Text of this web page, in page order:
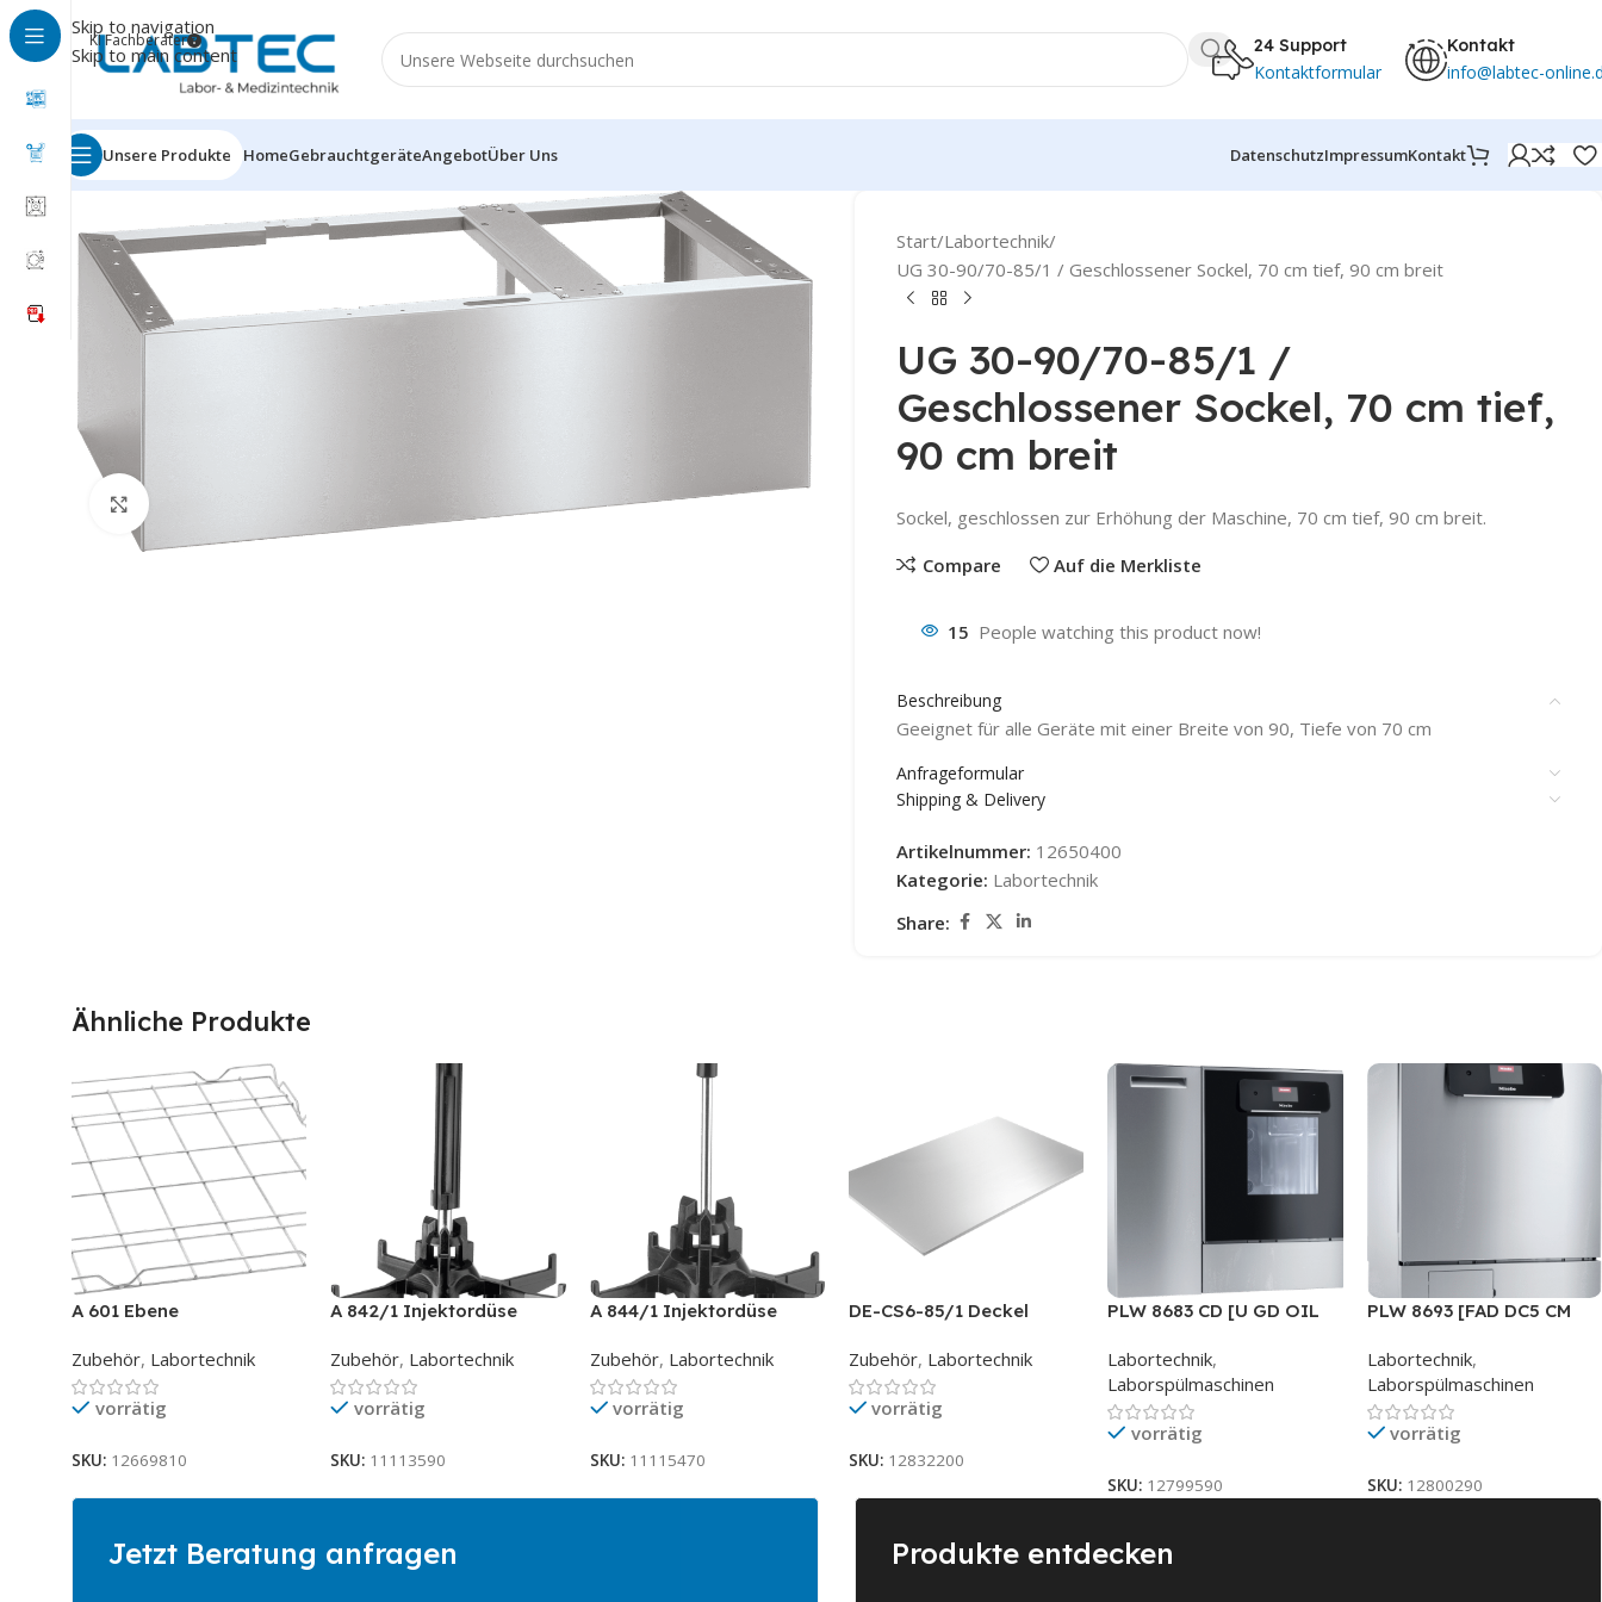
Skip to navigation
Skip to main content
KI Fachberater 24 Support
Kontaktformular
Kontakt
info@labtec-
Unsere Produkte HomeGebrauchtgeräteAngebotÜber Uns DatenschutzImpressumKontakt
Start Labortechnik
UG 30-90/70-85/1 / Geschlossener Sockel, 70 cm tief, 90 cm breit
UG 30-90/70-85/1 /
Geschlossener Sockel, 70 cm tief,
90 cm breit
Sockel, geschlossen zur Erhöhung der Maschine, 70 cm tief, 90 cm breit.
Compare
Auf die Merkliste
15 People watching this product now!
Beschreibung
Geeignet für alle Geräte mit einer Breite von 90, Tiefe von 70 cm
Anfrageformular
Shipping & Delivery
Artikelnummer: 12650400
Kategorie: Labortechnik
Share:
Ähnliche Produkte
A 601 Ebene
Zubehör, Labortechnik
vorrätig
SKU: 12669810
A 842/1 Injektordüse
Zubehör, Labortechnik
vorrätig
SKU: 11113590
A 844/1 Injektordüse
Zubehör, Labortechnik
vorrätig
SKU: 11115470
DE-CS6-85/1 Deckel
Zubehör, Labortechnik
vorrätig
SKU: 12832200
PLW 8683 CD [U GD OIL
Labortechnik,
Laborspülmaschinen
vorrätig
SKU: 12799590
PLW 8693 [FAD DC5 CM
Labortechnik,
Laborspülmaschinen
vorrätig
SKU: 12800290
Jetzt Beratung anfragen Produkte entdecken